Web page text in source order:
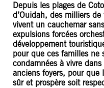
Depuis les plages de
d’Ouidah, des milliers
vivent un cauchemar
expulsions forcées
développement
pour que ces familles ne
condamnées à vivre dans
anciens foyers, pour que
sûr et prospère soit